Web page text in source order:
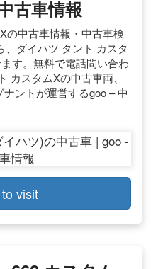
古車情報
の中古車情報・中古車検
ダイハツ タント カスタ
す。無料で電話問い合わ
カスタムXの中古車両、
ントが運営するgoo – 中
visit